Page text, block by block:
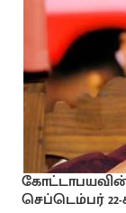
கோட்டாபயவின்
செப்டெம்பர்